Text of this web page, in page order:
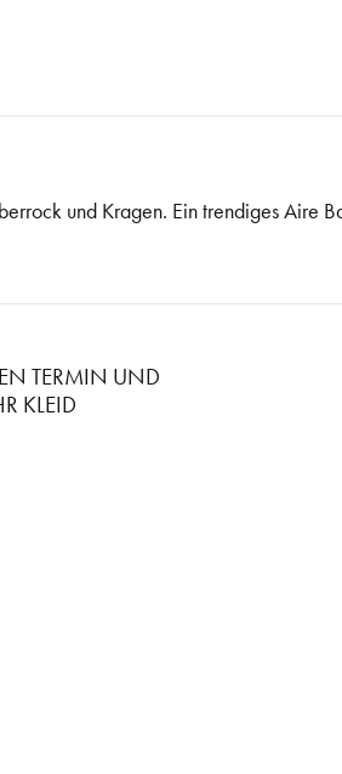
und Kragen. Ein trendiges Aire
TERMIN UND
KLEID